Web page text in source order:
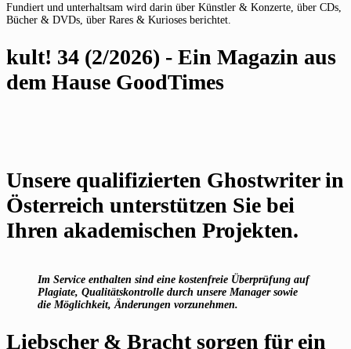
Fundiert und unterhaltsam wird darin über Künstler & Konzerte, über CDs,
Bücher & DVDs, über Rares & Kurioses berichtet.
kult! 34 (2/2026) - Ein Magazin aus
dem Hause GoodTimes
Unsere qualifizierten Ghostwriter in
Österreich unterstützen Sie bei
Ihren akademischen Projekten.
Im Service enthalten sind eine kostenfreie Überprüfung auf
Plagiate, Qualitätskontrolle durch unsere Manager sowie
die Möglichkeit, Änderungen vorzunehmen.
Liebscher & Bracht sorgen für ein